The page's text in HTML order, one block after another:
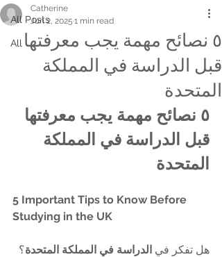
All Posts
All ٥ نصائح مهمة يجب معرفتها
قبل الدراسة في المملكة
المتحدة
Catherine
Jun 2, 2025 1 min read
٥ نصائح مهمة يجب معرفتها
قبل الدراسة في المملكة
المتحدة
5 Important Tips to Know Before
Studying in the UK
هل تفكر في الدراسة في المملكة المتحدة؟